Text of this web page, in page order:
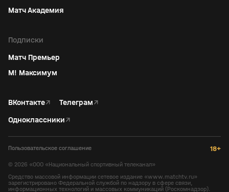
Матч Академия
Подписки
Матч Премьер
М! Максимум
ВКонтакте↗ Телеграм↗
Одноклассники↗
Пользовательское соглашение 18+
© 2026 «ООО «Национальный спортивный телеканал»
Средство массовой информации сетевое издание «www.matchtv.ru»
зарегистрировано Федеральной службой по надзору в сфере связи,
информационных технологий и массовых коммуникаций (Роскомнадзор).